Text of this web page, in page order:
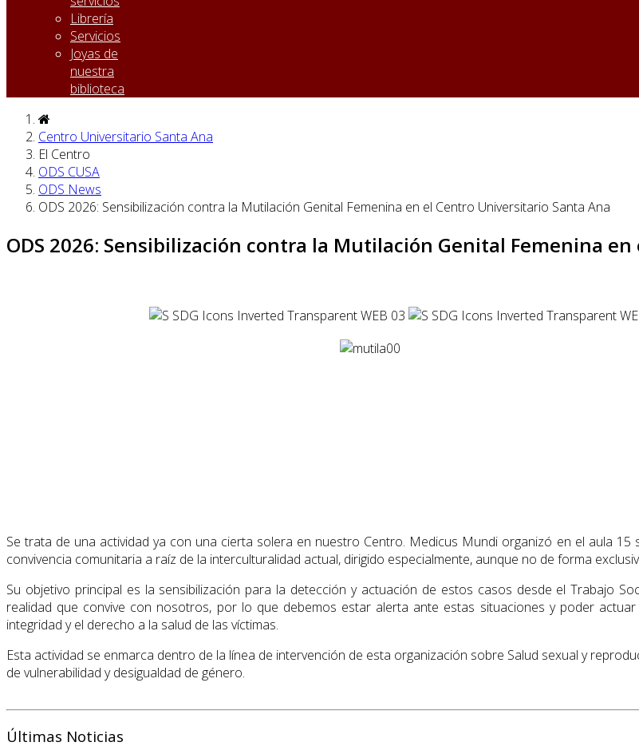
Librería
Servicios
Joyas de
nuestra
biblioteca
Centro Universitario Santa Ana
El Centro
ODS CUSA
ODS News
ODS 2026: Sensibilización contra la Mutilación Genital Femenina en el Centro Universitario Santa Ana
ODS 2026: Sensibilización contra la Mutilación Genital Femenina
Se trata de una actividad ya con una cierta solera en nuestro Centro. Medicus Mundi organizó en el aula
convivencia comunitaria a raíz de la interculturalidad actual, dirigido especialmente, aunque no de forma
Su objetivo principal es la sensibilización para la detección y actuación de estos casos desde el Trabajo
realidad que convive con nosotros, por lo que debemos estar alerta ante estas situaciones y poder
integridad y el derecho a la salud de las víctimas.
Esta actividad se enmarca dentro de la línea de intervención de esta organización sobre Salud sexual y
de vulnerabilidad y desigualdad de género.
Últimas Noticias